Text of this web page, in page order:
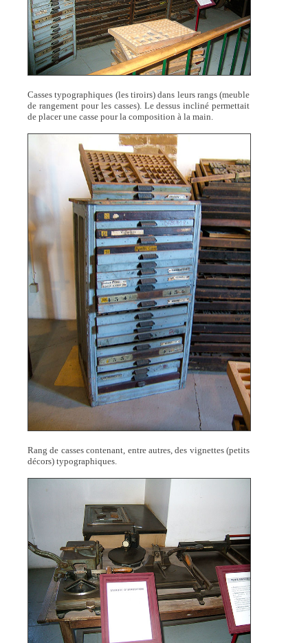
Casses typographiques (les tiroirs) dans leurs rangs (meuble
de rangement pour les casses). Le dessus incliné permettait
de placer une casse pour la composition à la main.
Rang de casses contenant, entre autres, des vignettes (petits
décors) typographiques.